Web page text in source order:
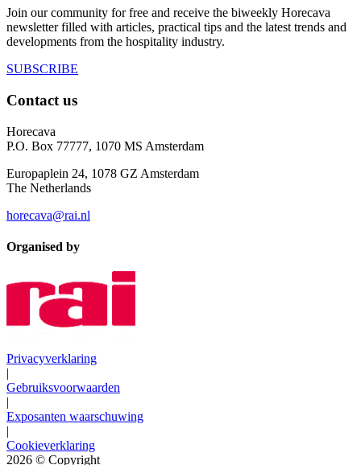
Join our community for free and receive the biweekly Horecava
newsletter filled with articles, practical tips and the latest trends and
developments from the hospitality industry.
SUBSCRIBE
Contact us
Horecava
P.O. Box 77777, 1070 MS Amsterdam
Europaplein 24, 1078 GZ Amsterdam
The Netherlands
horecava@rai.nl
Organised by
Privacyverklaring
|
Gebruiksvoorwaarden
|
Exposanten waarschuwing
|
Cookieverklaring
2026 © Copyright